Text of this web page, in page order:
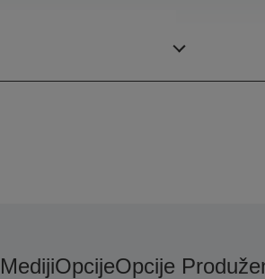
MedijiOpcijeOpcije